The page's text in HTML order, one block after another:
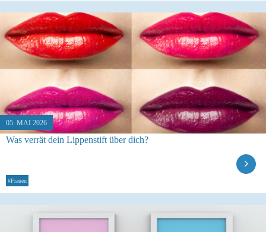
05. MAI 2026
Was verrät dein Lippenstift über dich?
#Frauen